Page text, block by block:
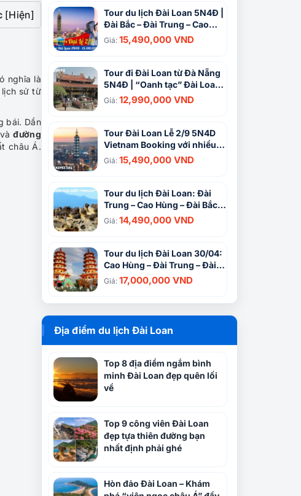
[Hiện]
nghĩa là
lịch sử từ
bái. Dần
vàđường
châu Á.
Tour du lịch Đài Loan 5N4Đ |
Đài Bắc – Đài Trung – Cao
Hùng – Đài Nam
Giá: 15,490,000 VND
Tour đi Đài Loan từ Đà Nẵng
5N4Đ | “Oanh tạc” Đài Loan
cùng hành trình cực chất
Giá: 12,990,000 VND
Tour Đài Loan Lễ 2/9 5N4D
Vietnam Booking với nhiều
ưu đãi cực sốc
Giá: 15,490,000 VND
Tour du lịch Đài Loan: Đài
Trung – Cao Hùng – Đài Bắc
5N4Đ
Giá: 14,490,000 VND
Tour du lịch Đài Loan 30/04:
Cao Hùng – Đài Trung – Đài
Bắc 4N3Đ
Giá: 17,000,000 VND
Địa điểm du lịch Đài Loan
Top 8 địa điểm ngắm bình
minh Đài Loan đẹp quên lối
về
Top 9 công viên Đài Loan
đẹp tựa thiên đường bạn
nhất định phải ghé
Hòn đảo Đài Loan – Khám